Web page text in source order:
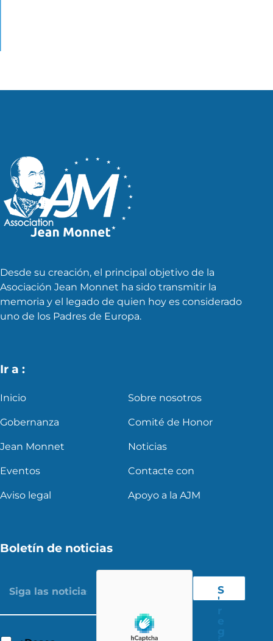
Desde su creación, el principal objetivo de la
Asociación Jean Monnet ha sido transmitir la
memoria y el legado de quien hoy es considerado
uno de los Padres de Europa.
Ir a :
Inicio Sobre nosotros
Gobernanza Comité de Honor
Jean Monnet Noticias
Eventos Contacte con
Aviso legal Apoyo a la AJM
Boletín de noticias
S
'